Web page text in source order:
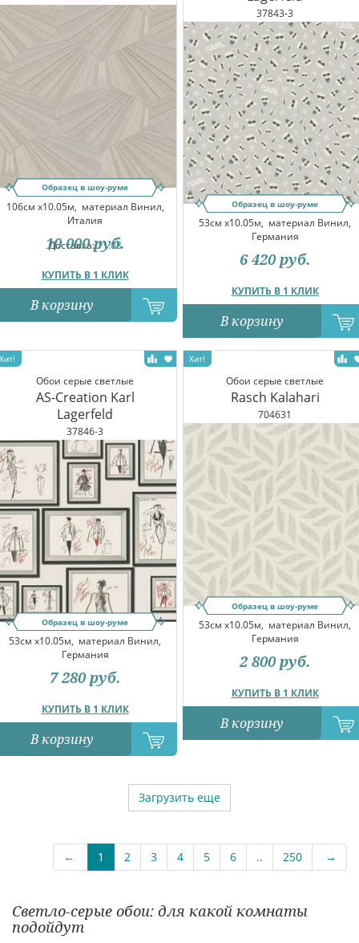
Образец в шоу-руме
106см x10.05м, материал Винил,
Италия
Доставка:11.08
КУПИТЬ В 1 КЛИК
10 000 руб.
В корзину
37843-3
Образец в шоу-руме
53см x10.05м, материал Винил,
Германия
КУПИТЬ В 1 КЛИК
6 420 руб.
В корзину
Обои серые светлые
AS-Creation Karl
Lagerfeld
37846-3
Образец в шоу-руме
53см x10.05м, материал Винил,
Германия
КУПИТЬ В 1 КЛИК
7 280 руб.
В корзину
Обои серые светлые
Rasch Kalahari
704631
Образец в шоу-руме
53см x10.05м, материал Винил,
Германия
КУПИТЬ В 1 КЛИК
2 800 руб.
В корзину
Загрузить еще
← 1 2 3 4 5 6 .. 250 →
Светло-серые обои: для какой комнаты
подойдут